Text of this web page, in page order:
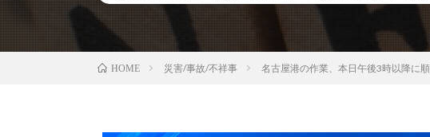
HOME 災害/事故/不祥事 名古屋港の作業、本日午後3時以降に